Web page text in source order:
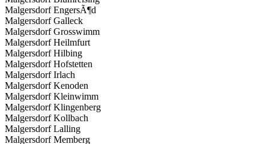
Malgersdorf EngersÃ¶d
Malgersdorf Galleck
Malgersdorf Grosswimm
Malgersdorf Heilmfurt
Malgersdorf Hilbing
Malgersdorf Hofstetten
Malgersdorf Irlach
Malgersdorf Kenoden
Malgersdorf Kleinwimm
Malgersdorf Klingenberg
Malgersdorf Kollbach
Malgersdorf Lalling
Malgersdorf Memberg